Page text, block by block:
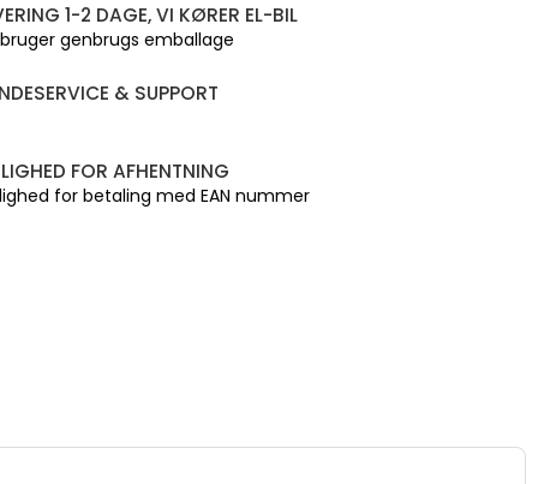
1-2 DAGE, VI KØRER EL-BIL
genbrugs emballage
& SUPPORT
FOR AFHENTNING
for betaling med EAN nummer